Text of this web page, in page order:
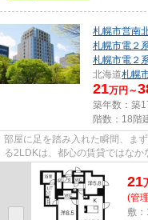
札幌市営南
札幌市電２
札幌市電２
北海道札幌
21万円～
築年数：築
階数：18階
部屋に足を踏み入れた瞬間、ま
る2LDKは、都心の賃貸ではなかなか出会えな
りがあり、大きなソファやテ...
21
(管
敷